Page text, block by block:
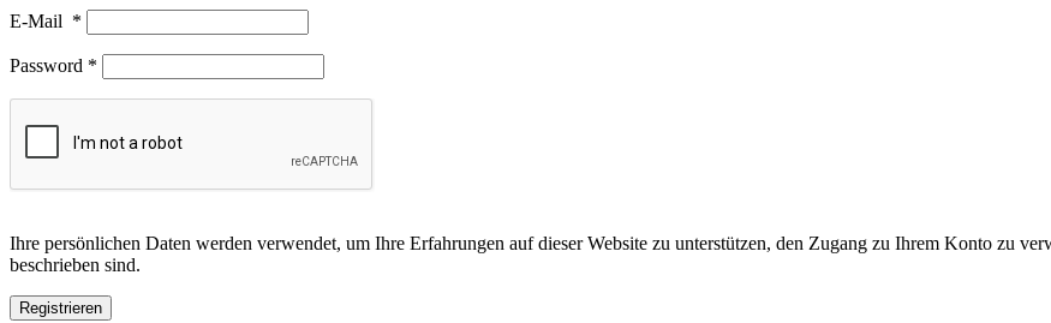
E-Mail *
Password *
Ihre persönlichen Daten werden verwendet, um Ihre Erfahrungen auf dieser Website zu unterstützen, den Zugang zu Ihrem Konto zu
beschrieben sind.
Registrieren